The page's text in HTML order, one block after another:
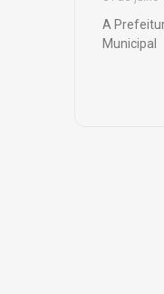
A
Municipal